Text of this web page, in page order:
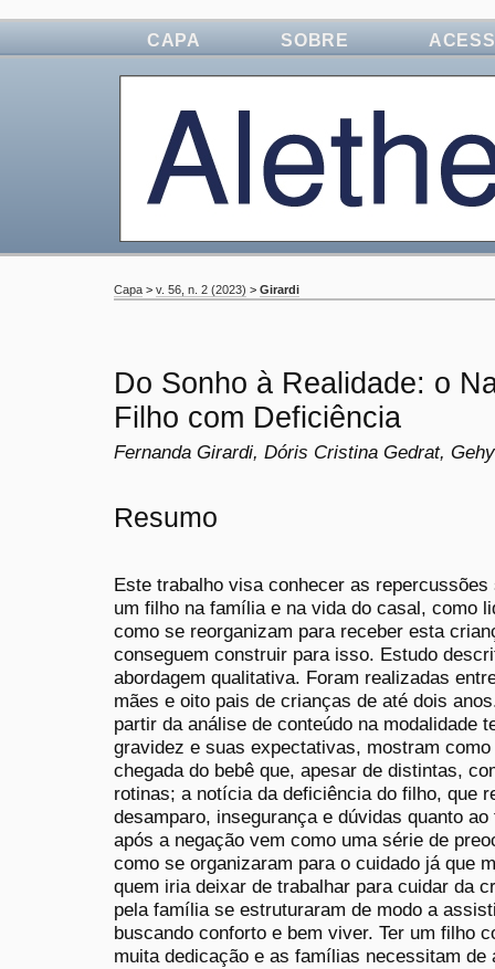
CAPA SOBRE
Capa > v. 56, n. 2 (2023) > Girardi
Do Sonho à Realidade: o
Filho com Deficiência
Fernanda Girardi, Dóris Cristina Gedrat,
Resumo
Este trabalho visa conhecer as
um filho na família e na vida do casal, como
como se reorganizam para receber esta
conseguem construir para isso. Estudo
abordagem qualitativa. Foram realizadas
mães e oito pais de crianças de até dois
partir da análise de conteúdo na modalidade
gravidez e suas expectativas, mostram
chegada do bebê que, apesar de distintas,
rotinas; a notícia da deficiência do filho, que
desamparo, insegurança e dúvidas quanto
após a negação vem como uma série de
como se organizaram para o cuidado já que
quem iria deixar de trabalhar para cuidar da
pela família se estruturaram de modo a
buscando conforto e bem viver. Ter um filho
muita dedicação e as famílias necessitam